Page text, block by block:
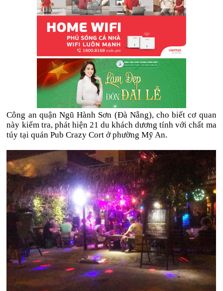
Công an quận Ngũ Hành Sơn (Đà Nẵng), cho biết cơ quan
này kiểm tra, phát hiện 21 du khách dương tính với chất ma
túy tại quán Pub Crazy Cort ở phường Mỹ An.